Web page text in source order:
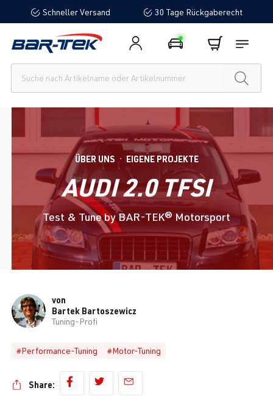
springenSchneller Versand 30 Tage Rückgaberecht
ÜBER UNS ● EIGENE PROJEKTE
AUDI 2.0 TFSI
Test & Tune by BAR-TEK® Motorsport
von
Bartek Bartoszewicz
Tuning-Profi
#Performance-Tuning #Motor-Tuning
Share: